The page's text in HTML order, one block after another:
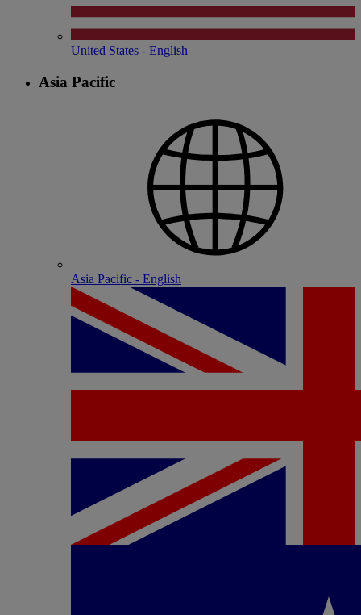
United States - English
Asia Pacific
Asia Pacific - English